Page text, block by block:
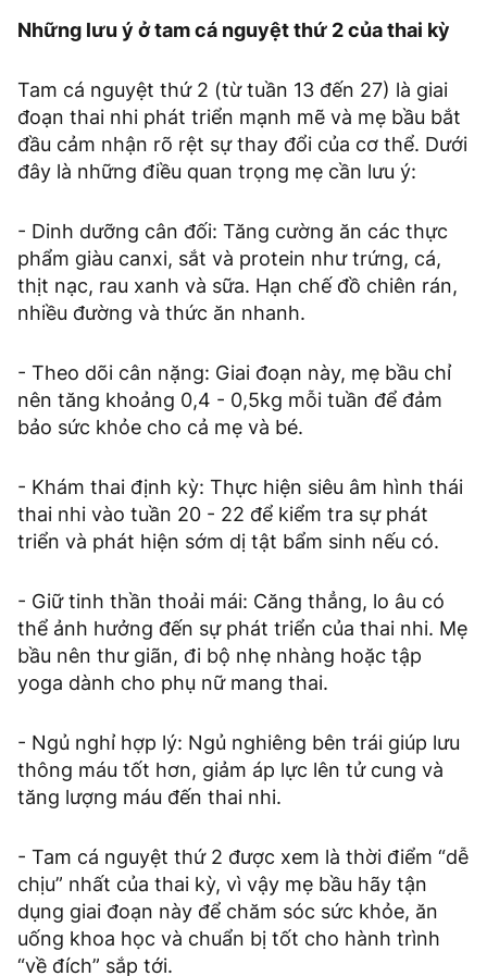
Những lưu ý ở tam cá nguyệt thứ 2 của thai kỳ
Tam cá nguyệt thứ 2 (từ tuần 13 đến 27) là giai
đoạn thai nhi phát triển mạnh mẽ và mẹ bầu bắt
đầu cảm nhận rõ rệt sự thay đổi của cơ thể. Dưới
đây là những điều quan trọng mẹ cần lưu ý:
- Dinh dưỡng cân đối: Tăng cường ăn các thực
phẩm giàu canxi, sắt và protein như trứng, cá,
thịt nạc, rau xanh và sữa. Hạn chế đồ chiên rán,
nhiều đường và thức ăn nhanh.
- Theo dõi cân nặng: Giai đoạn này, mẹ bầu chỉ
nên tăng khoảng 0,4 - 0,5kg mỗi tuần để đảm
bảo sức khỏe cho cả mẹ và bé.
- Khám thai định kỳ: Thực hiện siêu âm hình thái
thai nhi vào tuần 20 - 22 để kiểm tra sự phát
triển và phát hiện sớm dị tật bẩm sinh nếu có.
- Giữ tinh thần thoải mái: Căng thẳng, lo âu có
thể ảnh hưởng đến sự phát triển của thai nhi. Mẹ
bầu nên thư giãn, đi bộ nhẹ nhàng hoặc tập
yoga dành cho phụ nữ mang thai.
- Ngủ nghỉ hợp lý: Ngủ nghiêng bên trái giúp lưu
thông máu tốt hơn, giảm áp lực lên tử cung và
tăng lượng máu đến thai nhi.
- Tam cá nguyệt thứ 2 được xem là thời điểm “dễ
chịu” nhất của thai kỳ, vì vậy mẹ bầu hãy tận
dụng giai đoạn này để chăm sóc sức khỏe, ăn
uống khoa học và chuẩn bị tốt cho hành trình
“về đích” sắp tới.